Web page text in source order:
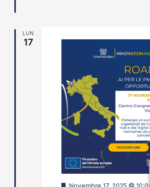
LUN
17
Segnalati